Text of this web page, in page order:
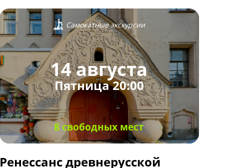
Самокатные экскурсии
14 августа
Пятница 20:00
8 свободных мест
Ренессанс древнерусской